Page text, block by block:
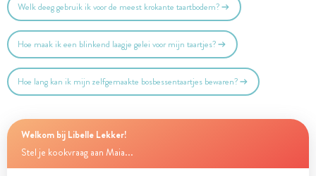
Welk deeg gebruik ik voor de meest krokante taartbodem?
Hoe maak ik een blinkend laagje gelei voor mijn taartjes?
Hoe lang kan ik mijn zelfgemaakte bosbessentaartjes bewaren?
Welkom bij Libelle Lekker!
Stel je kookvraag aan Maia...